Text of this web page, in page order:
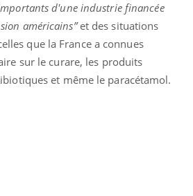
d'une industrie financée
américains”et des situations
que la France a connues
sur le curare, les produits
et même le paracétamol.